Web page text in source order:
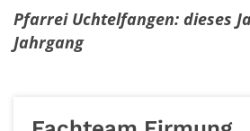
Pfarrei Uchtelfangen: dieses
Jahrgang